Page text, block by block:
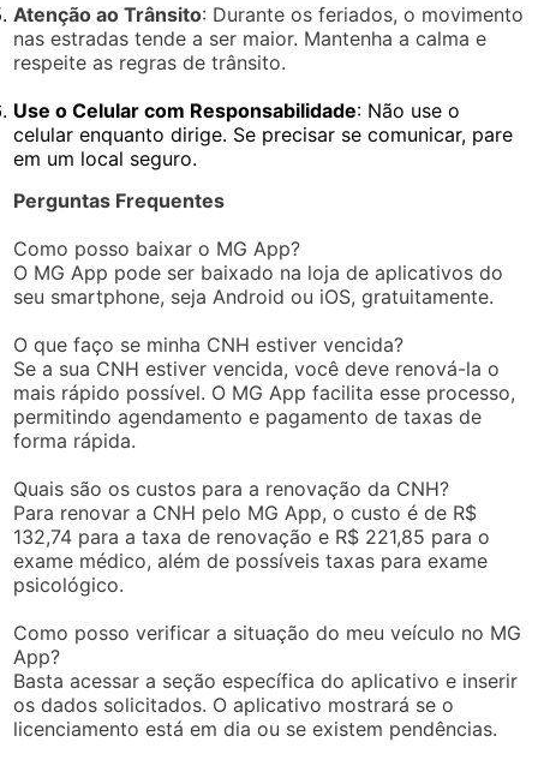
Atenção ao Trânsito: Durante os feriados, o movimento
nas estradas tende a ser maior. Mantenha a calma e
respeite as regras de trânsito.
Use o Celular com Responsabilidade: Não use o
celular enquanto dirige. Se precisar se comunicar, pare
em um local seguro.
Perguntas Frequentes
Como posso baixar o MG App?
O MG App pode ser baixado na loja de aplicativos do
seu smartphone, seja Android ou iOS, gratuitamente.
O que faço se minha CNH estiver vencida?
Se a sua CNH estiver vencida, você deve renová-la o
mais rápido possível. O MG App facilita esse processo,
permitindo agendamento e pagamento de taxas de
forma rápida.
Quais são os custos para a renovação da CNH?
Para renovar a CNH pelo MG App, o custo é de R$
132,74 para a taxa de renovação e R$ 221,85 para o
exame médico, além de possíveis taxas para exame
psicológico.
Como posso verificar a situação do meu veículo no MG
App?
Basta acessar a seção específica do aplicativo e inserir
os dados solicitados. O aplicativo mostrará se o
licenciamento está em dia ou se existem pendências.